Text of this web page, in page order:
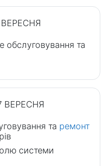
обслуговування та
ВЕРЕСНЯ
та ремонт
системи